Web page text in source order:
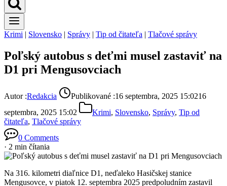
Krimi | Slovensko | Správy | Tip od čitateľa | Tlačové správy
Poľský autobus s deťmi musel zastaviť na
D1 pri Mengusovciach
Autor :Redakcia Publikované :16 septembra, 2025 15:0216
septembra, 2025 15:02
Krimi, Slovensko, Správy, Tip od
čitateľa, Tlačové správy
0 Comments
· 2 min čítania
Na 316. kilometri diaľnice D1, neďaleko Hasičskej stanice
Mengusovce, v piatok 12. septembra 2025 predpoludním zastavil